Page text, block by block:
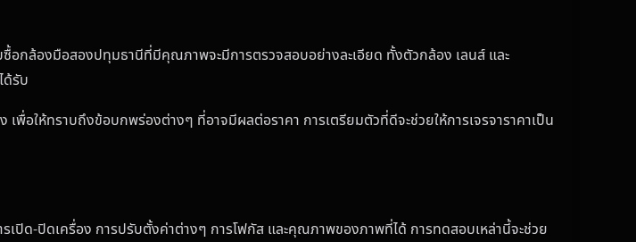
อกล้องมือสองปทุมธานีที่มีคุณภาพจะมีการตรวจสอบอย่างละเอียด ทั้งตัวกล้อง เลนส์ และ
ด้รับ
อให้ทราบถึงข้อบกพร่องต่างๆ ที่อาจมีผลต่อราคา การเตรียมตัวที่ดีจะช่วยให้การเจรจาราคาเป็น
ด-ปิดเครื่อง การปรับตั้งค่าต่างๆ การโฟกัส และคุณภาพของภาพที่ได้ การทดสอบเหล่านี้จะช่วย